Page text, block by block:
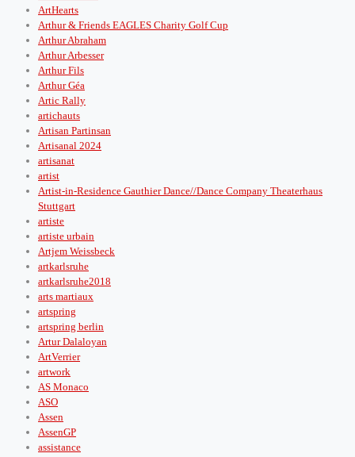
ArtHearts
Arthur & Friends EAGLES Charity Golf Cup
Arthur Abraham
Arthur Arbesser
Arthur Fils
Arthur Géa
Artic Rally
artichauts
Artisan Partinsan
Artisanal 2024
artisanat
artist
Artist-in-Residence Gauthier Dance//Dance Company Theaterhaus
Stuttgart
artiste
artiste urbain
Artjem Weissbeck
artkarlsruhe
artkarlsruhe2018
arts martiaux
artspring
artspring berlin
Artur Dalaloyan
ArtVerrier
artwork
AS Monaco
ASO
Assen
AssenGP
assistance